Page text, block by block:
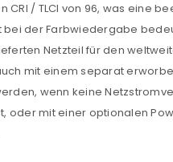
CRI / TLCI von 96, was eine
bei der Farbwiedergabe
Netzteil für den
mit einem separat
wenn keine
oder mit einer optionalen